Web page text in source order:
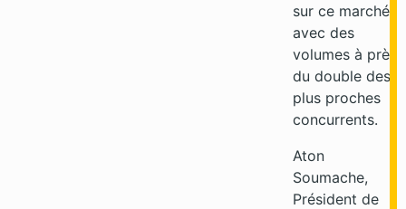
sur ce marché,
avec des
volumes à près
du double des
plus proches
concurrents.
Aton
Soumache,
Président de